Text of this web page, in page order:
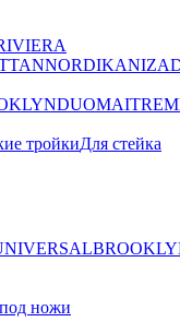
NORDIKANIZA
DUOMAITRE
тройкиДля стейка
ножи